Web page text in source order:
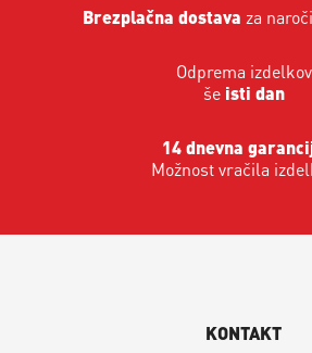
Brezplačna dostava za
Odprema izdelkov
še isti dan
14 dnevna
Možnost vračila
KONTAKT